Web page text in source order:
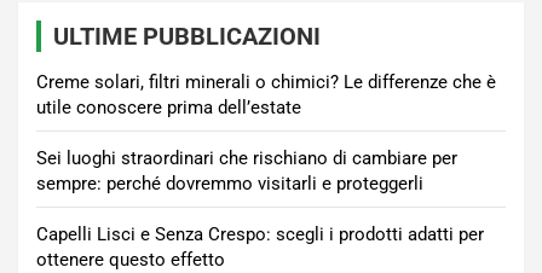
ULTIME PUBBLICAZIONI
Creme solari, filtri minerali o chimici? Le differenze che è
utile conoscere prima dell’estate
Sei luoghi straordinari che rischiano di cambiare per
sempre: perché dovremmo visitarli e proteggerli
Capelli Lisci e Senza Crespo: scegli i prodotti adatti per
ottenere questo effetto